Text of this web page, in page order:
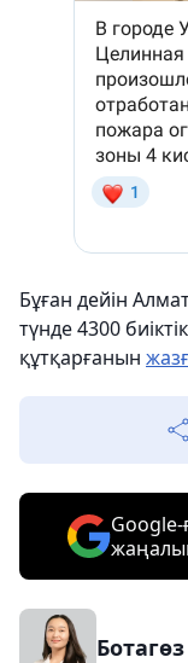
Бұған дейін
түнде 4300
құтқарғанын